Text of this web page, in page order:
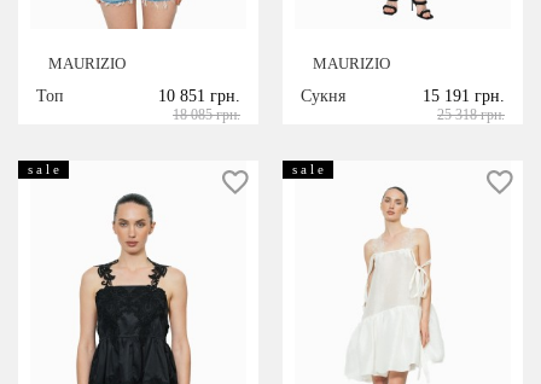
MAURIZIO
Топ
10 851 грн.
18 085 грн.
MAURIZIO
Сукня
15 191 грн.
25 318 грн.
s a l e s a l e